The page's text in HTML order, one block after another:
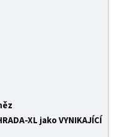
XL jako VYNIKAJÍCÍ